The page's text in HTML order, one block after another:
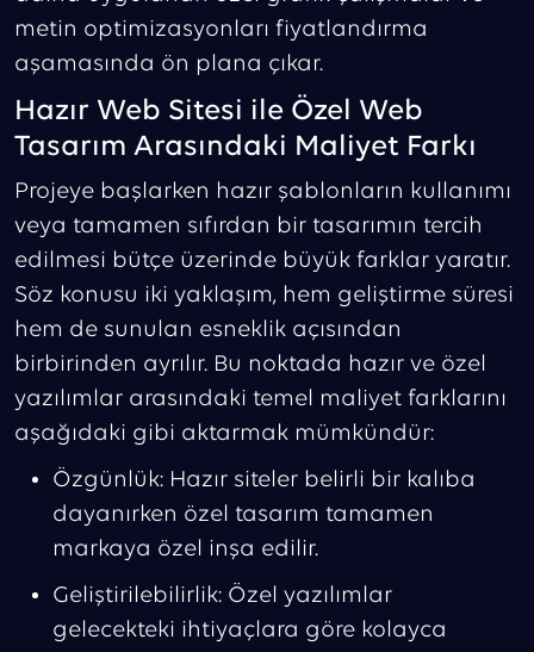
metin optimizasyonları fiyatlandırma
aşamasında ön plana çıkar.
Hazır Web Sitesi ile Özel Web
Tasarım Arasındaki Maliyet Farkı
Projeye başlarken hazır şablonların kullanımı
veya tamamen sıfırdan bir tasarımın tercih
edilmesi bütçe üzerinde büyük farklar yaratır.
Söz konusu iki yaklaşım, hem geliştirme süresi
hem de sunulan esneklik açısından
birbirinden ayrılır. Bu noktada hazır ve özel
yazılımlar arasındaki temel maliyet farklarını
aşağıdaki gibi aktarmak mümkündür:
Özgünlük: Hazır siteler belirli bir kalıba
dayanırken özel tasarım tamamen
markaya özel inşa edilir.
Geliştirilebilirlik: Özel yazılımlar
gelecekteki ihtiyaçlara göre kolayca